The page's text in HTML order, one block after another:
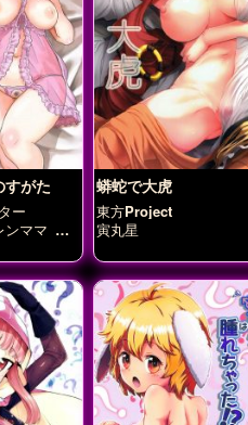
すがた
ー
ンママ マ
蟒蛇で大虎
東方Project
寅丸星